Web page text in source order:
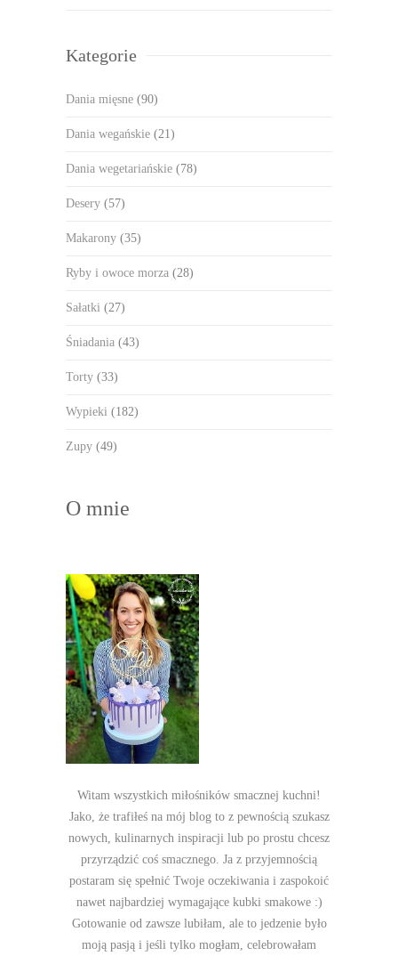
Kategorie
Dania mięsne (90)
Dania wegańskie (21)
Dania wegetariańskie (78)
Desery (57)
Makarony (35)
Ryby i owoce morza (28)
Sałatki (27)
Śniadania (43)
Torty (33)
Wypieki (182)
Zupy (49)
O mnie
Witam wszystkich miłośników smacznej kuchni!
Jako, że trafiłeś na mój blog to z pewnością szukasz
nowych, kulinarnych inspiracji lub po prostu chcesz
przyrządzić coś smacznego. Ja z przyjemnością
postaram się spełnić Twoje oczekiwania i zaspokoić
nawet najbardziej wymagające kubki smakowe :)
Gotowanie od zawsze lubiłam, ale to jedzenie było
moją pasją i jeśli tylko mogłam, celebrowałam